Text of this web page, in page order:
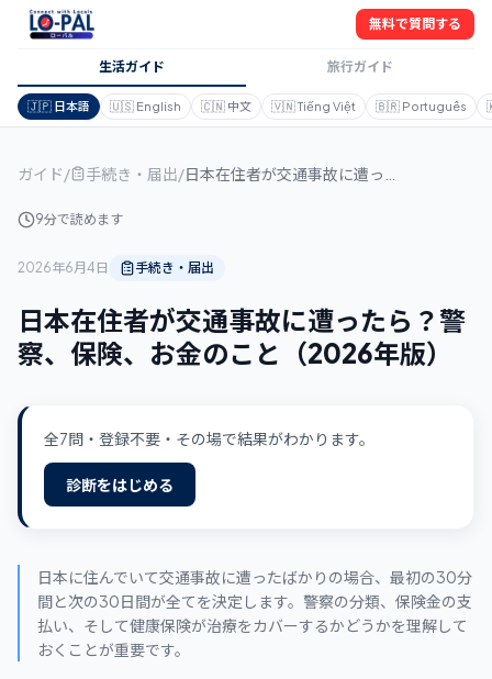
無料で質問する
生活ガイド 旅行ガイド
🇯🇵 日本語 🇺🇸 English 🇨🇳 中文 🇻🇳Tiếng Việt 🇧🇷 Português
ガイド/ 手続き・届出/
9分で読めます
2026年6月4日 手続き・届出
日本在住者が交通事故に遭ったら？警
察、保険、お金のこと（2026年版）
全7問・登録不要・その場で結果がわかります。
診断をはじめる
日本に住んでいて交通事故に遭ったばかりの場合、最初の30分
間と次の30日間が全てを決定します。警察の分類、保険金の支
払い、そして健康保険が治療をカバーするかどうかを理解して
おくことが重要です。